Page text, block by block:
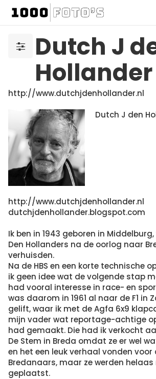
Dutch J
Hollander
http://www.dutchjdenhollander.nl
Dutch J den
http://www.dutchjdenhollander.nl
dutchjdenhollander.blogspot.com
Ik ben in 1943 geboren in
Den Hollanders na de oorlog naar
verhuisden.
Na de HBS en een korte technische
ik geen idee wat de volgende stap
had vooral interesse in race- en
was daarom in 1961 al naar de F1 in
gelift, waar ik met de Agfa 6x9
mijn vader wat reportage-achtige
had gemaakt. Die had ik verkocht
De Stem in Breda omdat ze er wel
en het een leuk verhaal vonden voor
Bredanaars, maar ze werden helaas
geplaatst.